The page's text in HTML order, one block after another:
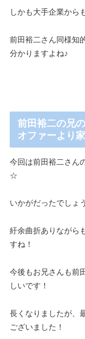
しかも大手企業から
前田裕二さん同様知
分かりますよね♪
前田裕二の兄
オファーより
今回は前田裕二さん
☆
いかがだったでしょ
紆余曲折ありながら
すね！
今後もお兄さんも前
しいです！
長くなりましたが、
ございました！